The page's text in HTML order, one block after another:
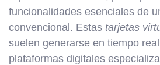
funcionalidades esenciales de
convencional. Estas tarjetas
suelen generarse en tiempo
plataformas digitales